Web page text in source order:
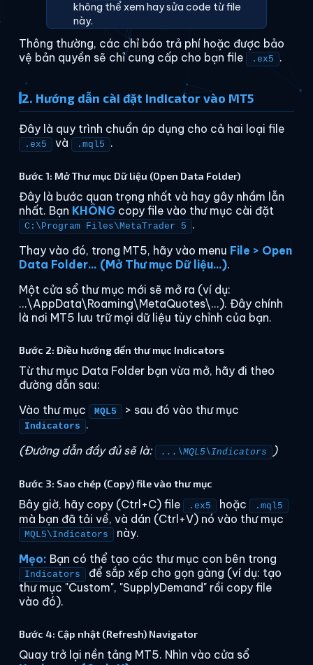
không thể xem hay sửa code từ file
này.
Thông thường, các chỉ báo trả phí hoặc được bảo
vệ bản quyền sẽ chỉ cung cấp cho bạn file
.ex5 .
2. Hướng dẫn cài đặt Indicator vào MT5
Đây là quy trình chuẩn áp dụng cho cả hai loại file
.ex5 và .mql5 .
Bước 1: Mở Thư mục Dữ liệu (Open Data Folder)
Đây là bước quan trọng nhất và hay gây nhầm lẫn
nhất. Bạn KHÔNG copy file vào thư mục cài đặt
C:\Program Files\MetaTrader 5 .
Thay vào đó, trong MT5, hãy vào menu File > Open
Data Folder... (Mở Thư mục Dữ liệu...).
Một cửa sổ thư mục mới sẽ mở ra (ví dụ:
...\AppData\Roaming\MetaQuotes\...). Đây chính
là nơi MT5 lưu trữ mọi dữ liệu tùy chỉnh của bạn.
Bước 2: Điều hướng đến thư mục Indicators
Từ thư mục Data Folder bạn vừa mở, hãy đi theo
đường dẫn sau:
Vào thư mục
MQL5 > sau đó vào thư mục
Indicators .
(Đường dẫn đầy đủ sẽ là:
...\MQL5\Indicators )
Bước 3: Sao chép (Copy) file vào thư mục
Bây giờ, hãy copy (Ctrl+C) file .ex5 hoặc .mql5
mà bạn đã tải về, và dán (Ctrl+V) nó vào thư mục
MQL5\Indicators này.
Mẹo: Bạn có thể tạo các thư mục con bên trong
Indicators để sắp xếp cho gọn gàng (ví dụ: tạo
thư mục "Custom", "SupplyDemand" rồi copy file
vào đó).
Bước 4: Cập nhật (Refresh) Navigator
Quay trở lại nền tảng MT5. Nhìn vào cửa sổ